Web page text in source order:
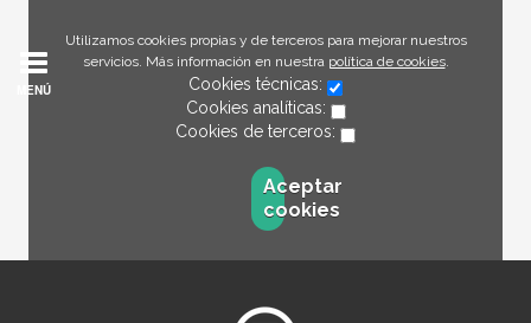
Utilizamos cookies propias y de terceros para mejorar nuestros
servicios. Más información en nuestra política de cookies.
Cookies técnicas:
Cookies analíticas:
Cookies de terceros:
Aceptar
cookies
MENÚ